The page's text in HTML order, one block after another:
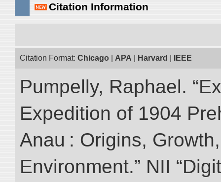
Citation Information
Citation Format: Chicago APA Harvard IEEE
Pumpelly, Raphael.
Expedition of 1904
Anau : Origins,
Environment.” NII